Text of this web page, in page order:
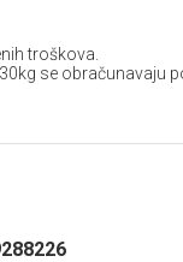
troškova.
se obračunavaju